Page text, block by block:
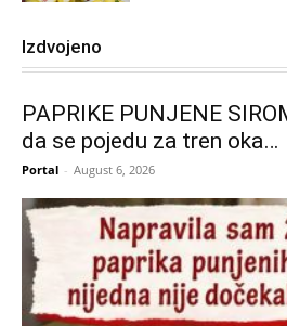
Izdvojeno
PAPRIKE PUNJENE
da se pojedu za tren oka…
Portal - August 6, 2026